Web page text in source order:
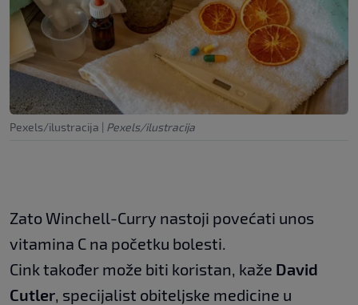
Pexels/ilustracija | Pexels/ilustracija
Zato Winchell-Curry nastoji povećati unos
vitamina C na početku bolesti.
Cink također može biti koristan, kaže David
Cutler , specijalist obiteljske medicine u